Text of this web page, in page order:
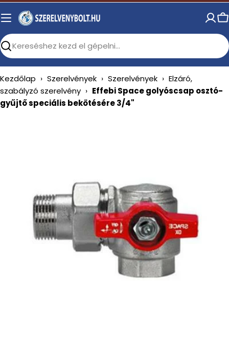
Skip
to
Search
Kezdőlap › Szerelvények › Szerelvények › Elzáró,
szabályzó szerelvény › Effebi Space golyóscsap osztó-
gyűjtő speciális bekötésére 3/4"
media 0 in modal